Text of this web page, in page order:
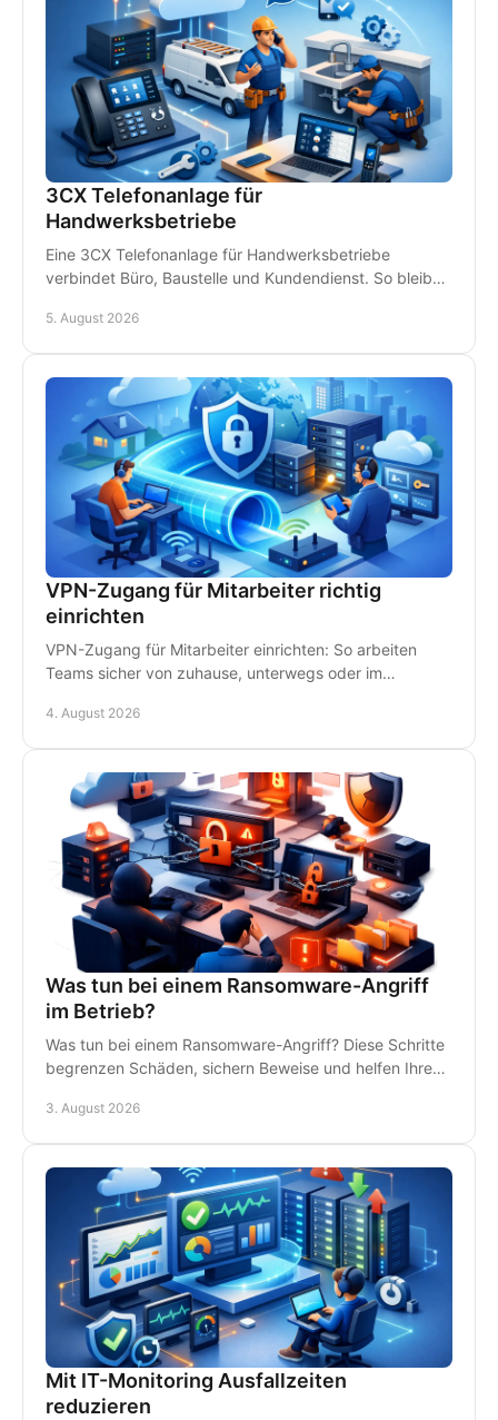
3CX Telefonanlage für
Handwerksbetriebe
Eine 3CX Telefonanlage für Handwerksbetriebe
verbindet Büro, Baustelle und Kundendienst. So bleiben
5. August 2026
VPN-Zugang für Mitarbeiter richtig
einrichten
VPN-Zugang für Mitarbeiter einrichten: So arbeiten
Teams sicher von zuhause, unterwegs oder im
Support.
4. August 2026
Was tun bei einem Ransomware-Angriff
im Betrieb?
Was tun bei einem Ransomware-Angriff? Diese Schritte
begrenzen Schäden, sichern Beweise und helfen Ihrem
3. August 2026
Mit IT-Monitoring Ausfallzeiten
reduzieren